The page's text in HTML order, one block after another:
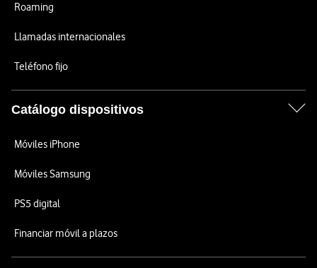
Roaming
Llamadas internacionales
Teléfono fijo
Catálogo dispositivos
Móviles iPhone
Móviles Samsung
PS5 digital
Financiar móvil a plazos